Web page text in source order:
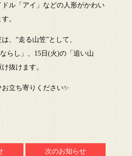
ル「アイ」などの人形がかわい
。
、“走る山笠”として、
らし」、15日(火)の「追い山
抜けます。
立ち寄りください✨
次のお知らせ